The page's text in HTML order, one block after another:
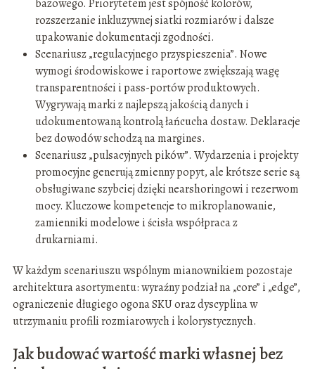
bazowego. Priorytetem jest spójność kolorów,
rozszerzanie inkluzywnej siatki rozmiarów i dalsze
upakowanie dokumentacji zgodności.
Scenariusz „regulacyjnego przyspieszenia”. Nowe
wymogi środowiskowe i raportowe zwiększają wagę
transparentności i pass-portów produktowych.
Wygrywają marki z najlepszą jakością danych i
udokumentowaną kontrolą łańcucha dostaw. Deklaracje
bez dowodów schodzą na margines.
Scenariusz „pulsacyjnych pików”. Wydarzenia i projekty
promocyjne generują zmienny popyt, ale krótsze serie są
obsługiwane szybciej dzięki nearshoringowi i rezerwom
mocy. Kluczowe kompetencje to mikroplanowanie,
zamienniki modelowe i ścisła współpraca z
drukarniami.
W każdym scenariuszu wspólnym mianownikiem pozostaje
architektura asortymentu: wyraźny podział na „core” i „edge”,
ograniczenie długiego ogona SKU oraz dyscyplina w
utrzymaniu profili rozmiarowych i kolorystycznych.
Jak budować wartość marki własnej bez